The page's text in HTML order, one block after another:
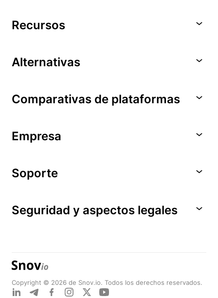
Recursos
Alternativas
Comparativas de plataformas
Empresa
Soporte
Seguridad y aspectos legales
Copyright © 2026 de Snov.io. Todos los derechos reservados.